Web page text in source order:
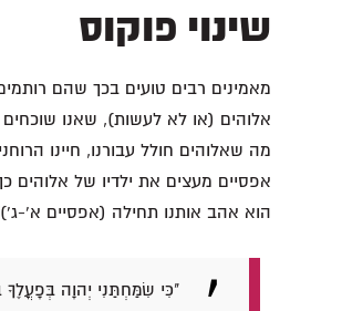
שינוי פוקוס
מאמינים רבים טועים בכך שהם
אלוהים (או לא לעשות), שאנו
מה שאלוהים חולל עבורנו, חיינו
אפסיים מעצים את ילדיו של אלוהים
הוא אהב אותנו תחילה (אפסיים א'-ג')"
"כִּי שִׂמַּחְתַּנִי יְהוָה בְּפָעֳלֶךָ